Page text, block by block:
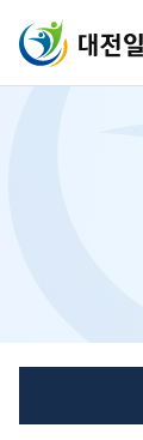
대전일